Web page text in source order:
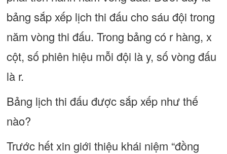
bảng sắp xếp lịch thi đấu cho sáu đội trong
năm vòng thi đấu. Trong bảng có r hàng, x
cột, số phiên hiệu mỗi đội là y, số vòng đấu
là r.
Bảng lịch thi đấu được sắp xếp như thế
nào?
Trước hết xin giới thiệu khái niệm “đồng